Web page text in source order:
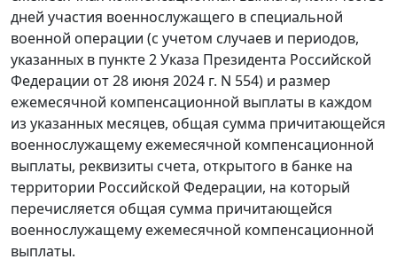
дней участия военнослужащего в специальной
военной операции (с учетом случаев и периодов,
указанных в пункте 2 Указа Президента Российской
Федерации от 28 июня 2024 г. N 554) и размер
ежемесячной компенсационной выплаты в каждом
из указанных месяцев, общая сумма причитающейся
военнослужащему ежемесячной компенсационной
выплаты, реквизиты счета, открытого в банке на
территории Российской Федерации, на который
перечисляется общая сумма причитающейся
военнослужащему ежемесячной компенсационной
выплаты.